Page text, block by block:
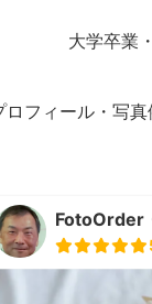
大学卒業
ロフィール・写
FotoOrder